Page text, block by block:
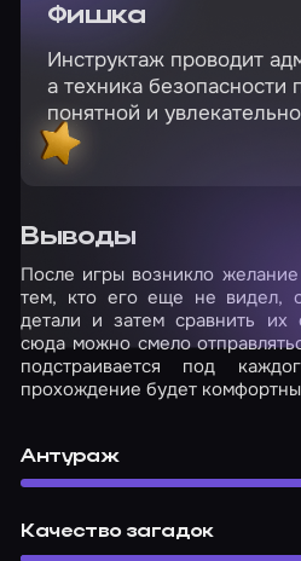
Фишка
Инструктаж проводит
а техника безопасности
понятной и
Выводы
После игры возникло
тем, кто его еще не видел,
детали и затем сравнить
сюда можно смело
подстраивается под
прохождение будет
Антураж
Качество загадок